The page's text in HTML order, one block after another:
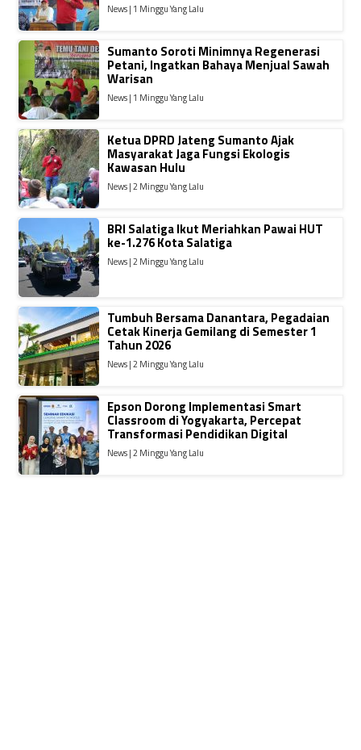
News | 1 Minggu Yang Lalu
Sumanto Soroti Minimnya Regenerasi
Petani, Ingatkan Bahaya Menjual Sawah
Warisan
News | 1 Minggu Yang Lalu
Ketua DPRD Jateng Sumanto Ajak
Masyarakat Jaga Fungsi Ekologis
Kawasan Hulu
News | 2 Minggu Yang Lalu
BRI Salatiga Ikut Meriahkan Pawai HUT
ke-1.276 Kota Salatiga
News | 2 Minggu Yang Lalu
Tumbuh Bersama Danantara, Pegadaian
Cetak Kinerja Gemilang di Semester 1
Tahun 2026
News | 2 Minggu Yang Lalu
Epson Dorong Implementasi Smart
Classroom di Yogyakarta, Percepat
Transformasi Pendidikan Digital
News | 2 Minggu Yang Lalu